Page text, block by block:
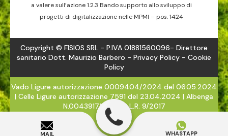
a valere sull’azione 1.2.3 Bando supporto allo sviluppo di
progetti di digitalizzazione nelle MPMI – pos. 1424
Copyright © FISIOS SRL - P.IVA 01881560096- Direttore
sanitario Dott. Maurizio Barbero - Privacy Policy - Cookie
Policy
Vado Ligure autorizzazione 0009404/2024 del 06.05.2024
| Celle Ligure autorizzazione 7591 del 23.04.2024 | Albenga
N.0043917/2024 - L.R. 9/2017
MAIL WHASTAPP